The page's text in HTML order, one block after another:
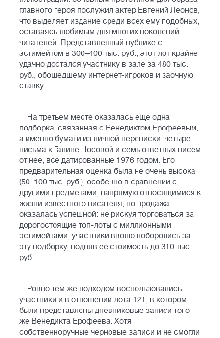
главного героя послужил актер Евгений Леонов,
что выделяет издание среди всех ему подобных,
оставаясь любимым для многих поколений
читателей. Представленный публике с
эстимейтом в 300–400 тыс. руб., этот лот крайне
удачно достался участнику в зале за 480 тыс.
руб., обошедшему интернет-игроков и заочную
ставку.
На третьем месте оказалась еще одна
подборка, связанная с Венедиктом Ерофеевым,
а именно бумаги из личной переписки: четыре
письма к Галине Носовой и семь ответных писем
от нее, все датированные 1976 годом. Его
предварительная оценка была не очень высока
(50–100 тыс. руб.), особенно в сравнении с
другими предметами, напрямую относящимися к
жизни известного писателя, но продажа
оказалась успешной: не рискуя торговаться за
дорогостоящие топ-лоты с миллионными
эстимейтами, участники вволю поборолись за
эту подборку, подняв ее стоимость до 310 тыс.
руб.
Ровно тем же подходом воспользовались
участники и в отношении лота 121, в котором
были представлены дневниковые записи того
же Венедикта Ерофеева. Хотя
собственноручные черновые записи и не смогли